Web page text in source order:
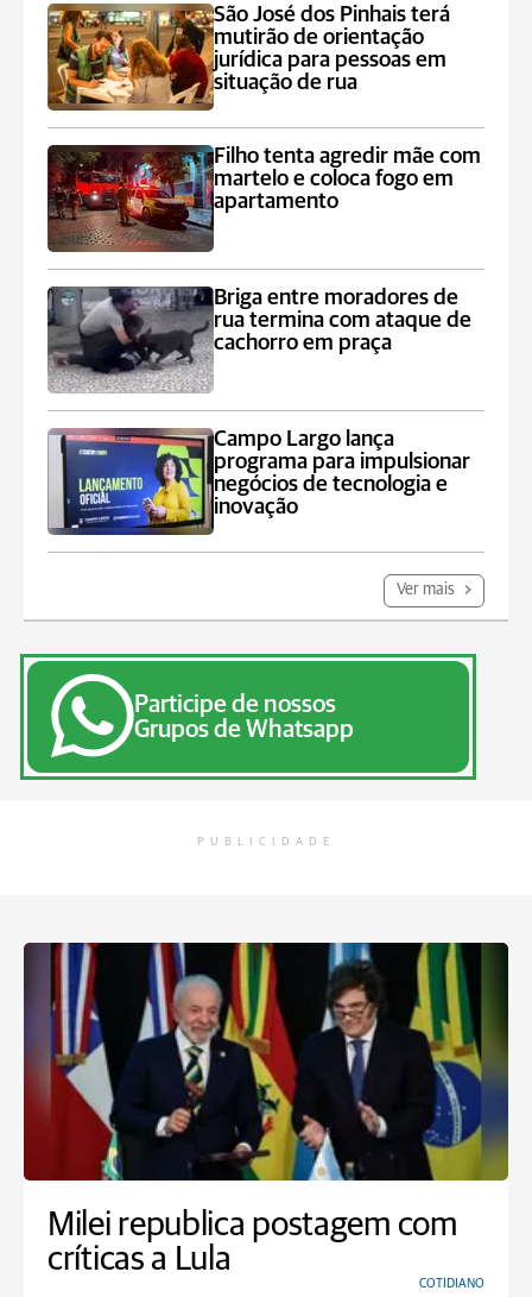
São José dos Pinhais terá
mutirão de orientação
jurídica para pessoas em
situação de rua
Filho tenta agredir mãe com
martelo e coloca fogo em
apartamento
Briga entre moradores de
rua termina com ataque de
cachorro em praça
Campo Largo lança
programa para impulsionar
negócios de tecnologia e
inovação
Ver mais
Participe de nossos
Grupos de Whatsapp
PUBLICIDADE
Milei republica postagem com
críticas a Lula
COTIDIANO